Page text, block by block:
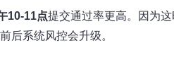
10-11点提交通过率更高。因为
后系统风控会升级。